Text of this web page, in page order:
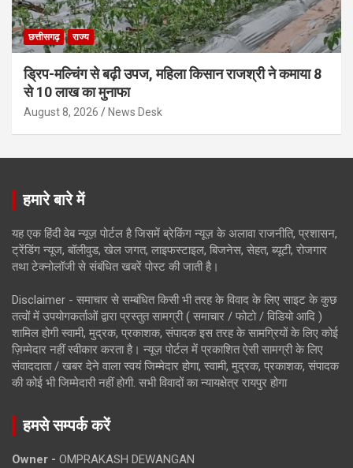
छत्तीसगढ़ राज्य
ड्रिप-मल्चिंग से बढ़ी उपज, महिला किसान राजश्री ने कमाया 8
से 10 लाख का मुनाफा
August 8, 2026 News Desk
हमारे बारे में
यह एक हिंदी वेब न्यूज़ पोर्टल है जिसमें ब्रेकिंग न्यूज़ के अलावा राजनीति, प्रशासन,
ट्रेंडिंग न्यूज, बॉलीवुड, खेल जगत, लाइफस्टाइल, बिजनेस, सेहत, ब्यूटी, रोजगार
तथा टेक्नोलॉजी से संबंधित खबरें पोस्ट की जाती है।
Disclaimer - समाचार से सम्बंधित किसी भी तरह के विवाद के लिए साइट के कुछ
तत्वों में उपयोगकर्ताओं द्वारा प्रस्तुत सामग्री ( समाचार / फोटो / विडियो आदि )
शामिल होगी स्वामी, मुद्रक, प्रकाशक, संपादक इस तरह के सामग्रियों के लिए कोई
ज़िम्मेदार नहीं स्वीकार करता है। न्यूज़ पोर्टल में प्रकाशित ऐसी सामग्री के लिए
संवाददाता / खबर देने वाला स्वयं जिम्मेदार होगा, स्वामी, मुद्रक, प्रकाशक, संपादक
की कोई भी जिम्मेदारी नहीं होगी. सभी विवादों का न्यायक्षेत्र रायपुर होगा
हमसे सम्पर्क करें
Owner - OMPRAKASH DEWANGAN